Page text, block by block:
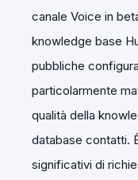
canale Voice in
knowledge base
pubbliche
particolarmente
qualità della
database contatti.
significativi di